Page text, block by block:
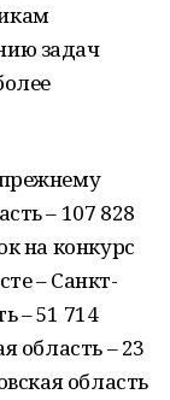
задач
– 107 828
на конкурс
– Санкт-
– 51 714
область – 23
область